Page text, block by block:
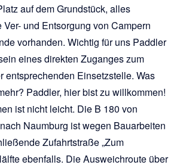
auf dem Grundstück, alles
und Entsorgung von Campern
vorhanden. Wichtig für uns Paddler
eines direkten Zuganges zum
entsprechenden Einsetzstelle. Was
Paddler, hier bist zu willkommen!
ist nicht leicht. Die B 180 von
Naumburg ist wegen Bauarbeiten
Zufahrtstraße „Zum
ebenfalls. Die Ausweichroute über